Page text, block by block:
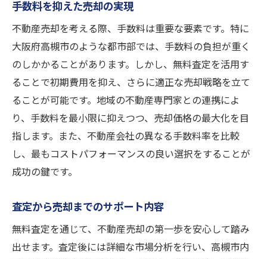
手数料を抑えた売却の実現
不動産売却を考える際、手数料は重要な要素です。特に
大阪府高槻市のような都市部では、手数料の負担が重く
のしかかることがあります。しかし、無料査定を活用す
ることで初期費用を抑え、さらに適正な売却戦略を立て
ることが可能です。地域の不動産専門家との連携によ
り、手数料を最小限に抑えつつ、売却価格の最大化を目
指します。また、不動産会社の異なる手数料率を比較
し、最もコストパフォーマンスの良い選択をすることが
成功の鍵です。
査定から売却までのサポート内容
無料査定を通じて、不動産売却の第一歩を安心して踏み
出せます。査定後には詳細な市場分析を行い、高槻市内